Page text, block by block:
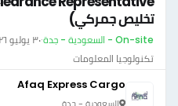
تخليص جمركي)
On-site - السعودية - جدة ·٣٠ يوليو ٢٠٢٦
تكنولوجيا المعلومات
Afaq Express Cargo
السعودية - جدة